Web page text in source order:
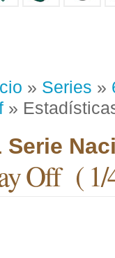
» Series »
»
Serie
Off ( 1/